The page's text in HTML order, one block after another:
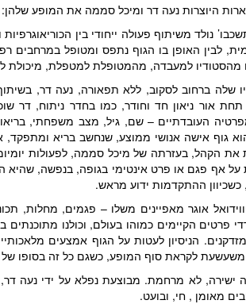
היוצרות נעה דר ומיכל סממה את המופע שלהן:
נולד משיתוף פעולה ייחודי בין
לבין האופן בו הגוף נתפס ומטופל במרחבים
מהסטודיו למעבדה, מהמטופלת למטפלת, מיכולת
שלה ברחוב לסקוב, ללא תפאורה, נעה דר,
אור ניאון חד וחודר, כמו בחדר ניתוח, דר
העובדתיים – שם, גיל, מצב משפחתי,
גוף אישה אנושי ממוצע, שנחשב בריא ומתפקד,
את הקהל, בעזרתה של מיכל סממה, לפעולות
על אף פגם או פרט אינטימי בגופה, בנפשה, שהיא
כשכיוון ההתקדמות ידוע מראש.
אוגר מאפיינים משלו – פגמים, מחלות,
פרטים הקיימים כמוהו בעולם, וכולנו
הניסיון לעטות על הגוף אמצעים
משעשעת לקראת סוף המופע, כשגם כל זה בסופו של
ישירה, לא מרחמת. מבוצעת נפלא על ידי נעה דר,
מאומן , חי, ובועט.